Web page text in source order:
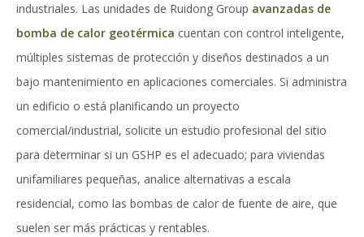
industriales. Las unidades de Ruidong Group avanzadas de
bomba de calor geotérmica cuentan con control inteligente,
múltiples sistemas de protección y diseños destinados a un
bajo mantenimiento en aplicaciones comerciales. Si administra
un edificio o está planificando un proyecto
comercial/industrial, solicite un estudio profesional del sitio
para determinar si un GSHP es el adecuado; para viviendas
unifamiliares pequeñas, analice alternativas a escala
residencial, como las bombas de calor de fuente de aire, que
suelen ser más prácticas y rentables.